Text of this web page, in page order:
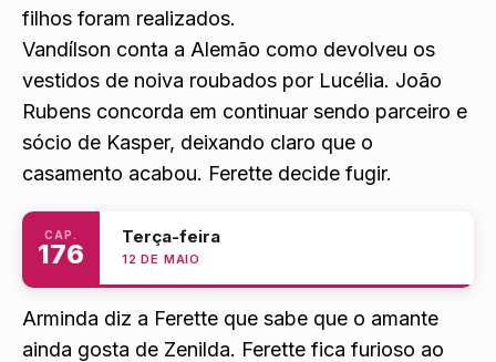
filhos foram realizados.
Vandílson conta a Alemão como devolveu os
vestidos de noiva roubados por Lucélia. João
Rubens concorda em continuar sendo parceiro e
sócio de Kasper, deixando claro que o
casamento acabou. Ferette decide fugir.
CAP.
176
Terça-feira
12 DE MAIO
Arminda diz a Ferette que sabe que o amante
ainda gosta de Zenilda. Ferette fica furioso ao